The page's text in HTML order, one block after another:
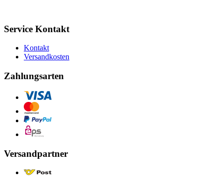
Service Kontakt
Kontakt
Versandkosten
Zahlungsarten
Versandpartner